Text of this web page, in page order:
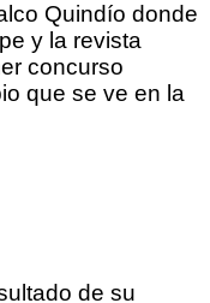
Quindío donde
y la revista
concurso
que se ve en la
de su